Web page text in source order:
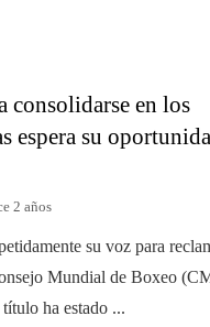
consolidarse en los
espera su
2 años
su voz para
Mundial de Boxeo
ha estado ...